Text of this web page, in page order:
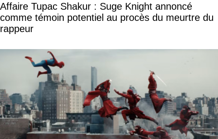
Affaire Tupac Shakur : Suge Knight annoncé
comme témoin potentiel au procès du meurtre du
rappeur